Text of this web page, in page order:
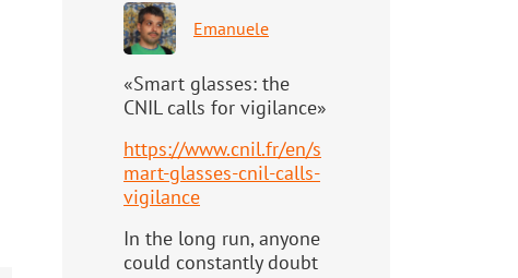
Emanuele
«Smart glasses: the
CNIL calls for vigilance»
https://www.cnil.fr/en/s
mart-glasses-cnil-calls-
vigilance
In the long run, anyone
could constantly doubt